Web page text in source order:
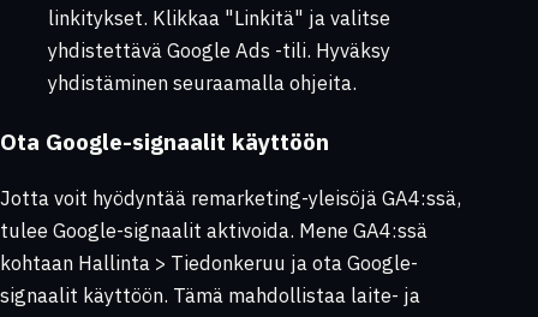
linkitykset. Klikkaa "Linkitä" ja valitse
yhdistettävä Google Ads -tili. Hyväksy
yhdistäminen seuraamalla ohjeita.
Ota Google-signaalit käyttöön
Jotta voit hyödyntää remarketing-yleisöjä GA4:ssä,
tulee Google-signaalit aktivoida. Mene GA4:ssä
kohtaan Hallinta > Tiedonkeruu ja ota Google-
signaalit käyttöön. Tämä mahdollistaa laite- ja